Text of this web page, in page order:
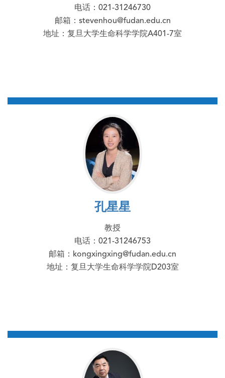
电话：021-31246730
邮箱：stevenhou@fudan.edu.cn
地址：复旦大学生命科学学院A401-7室
孔星星
教授
电话：021-31246753
邮箱：kongxingxing@fudan.edu.cn
地址：复旦大学生命科学学院D203室